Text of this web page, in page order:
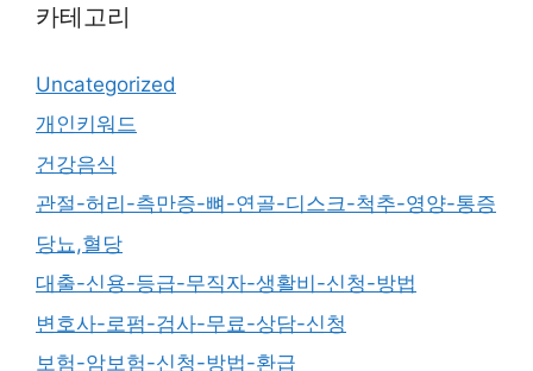
카테고리
Uncategorized
개인키워드
건강음식
관절-허리-측만증-뼈-연골-디스크-척추-영양-통증
당뇨,혈당
대출-신용-등급-무직자-생활비-신청-방법
변호사-로펌-검사-무료-상담-신청
보험-암보험-신청-방법-환급